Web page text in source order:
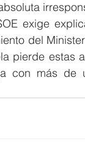
exige
del
pierde estas
con más de